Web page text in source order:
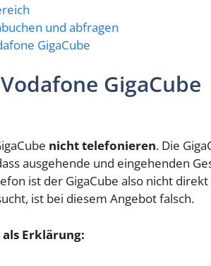
und abfragen
GigaCube
GigaCube
nicht telefonieren. Die
ausgehende und eingehenden
ist der GigaCube also nicht
ist bei diesem Angebot falsch.
Erklärung: